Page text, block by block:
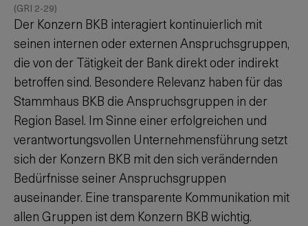
(GRI 2-29)
Der Konzern BKB interagiert kontinuierlich mit
seinen internen oder externen Anspruchsgruppen,
die von der Tätigkeit der Bank direkt oder indirekt
betroffen sind. Besondere Relevanz haben für das
Stammhaus BKB die Anspruchsgruppen in der
Region Basel. Im Sinne einer erfolgreichen und
verantwortungsvollen Unternehmensführung setzt
sich der Konzern BKB mit den sich verändernden
Bedürfnisse seiner Anspruchsgruppen
auseinander. Eine transparente Kommunikation mit
allen Gruppen ist dem Konzern BKB wichtig.